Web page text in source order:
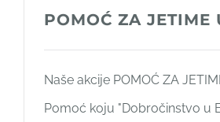
POMOĆ ZA JETIME
Naše akcije POMOĆ ZA
Pomoć koju "Dobročinstvo u